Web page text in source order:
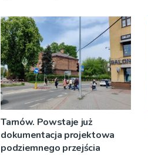
Tarnów. Powstaje już
dokumentacja projektowa
podziemnego przejścia